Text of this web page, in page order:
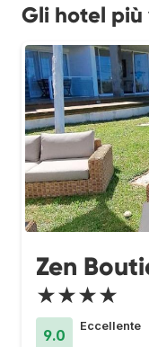
Gli hotel più
Zen
★★★★
9.0
Eccellente